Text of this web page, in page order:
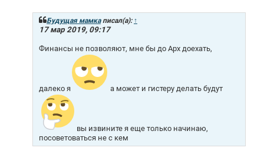
Будущая мамкаписал(а): ↑
17 мар 2019, 09:17
Финансы не позволяют, мне бы до Арх доехать,
далеко я а может и гистеру делать будут
вы извините я еще только начинаю,
посоветоваться не с кем